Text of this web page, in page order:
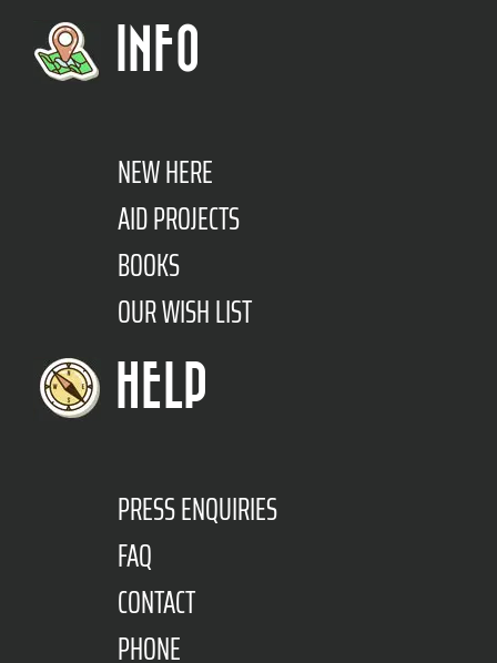
INFO
NEW HERE
AID PROJECTS
BOOKS
OUR WISH LIST
HELP
PRESS ENQUIRIES
FAQ
CONTACT
PHONE